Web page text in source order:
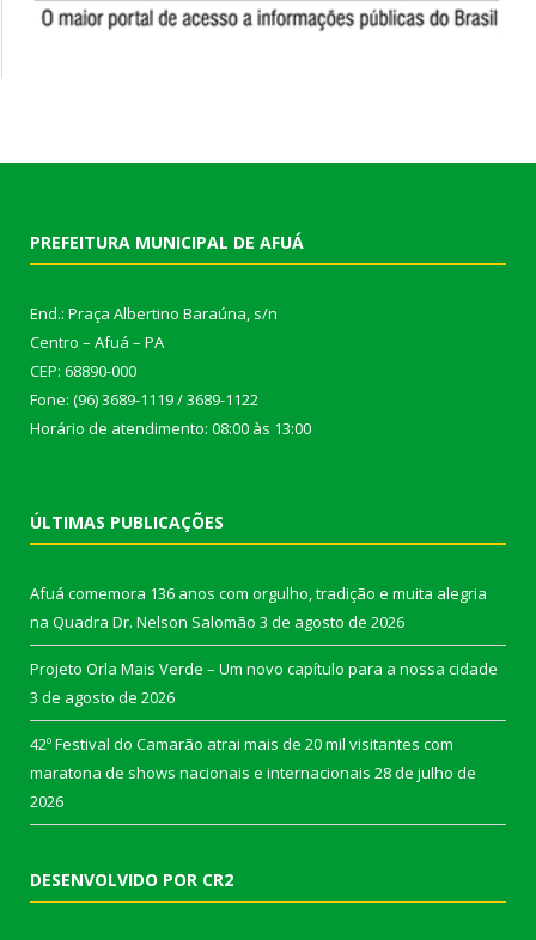
PREFEITURA MUNICIPAL DE AFUÁ
End.: Praça Albertino Baraúna, s/n
Centro – Afuá – PA
CEP: 68890-000
Fone: (96) 3689-1119 / 3689-1122
Horário de atendimento: 08:00 às 13:00
ÚLTIMAS PUBLICAÇÕES
Afuá comemora 136 anos com orgulho, tradição e muita alegria
na Quadra Dr. Nelson Salomão 3 de agosto de 2026
Projeto Orla Mais Verde – Um novo capítulo para a nossa cidade
3 de agosto de 2026
42º Festival do Camarão atrai mais de 20 mil visitantes com
maratona de shows nacionais e internacionais 28 de julho de
2026
DESENVOLVIDO POR CR2